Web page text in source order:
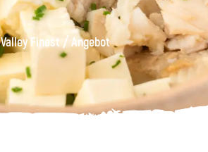
Finest /Angebot
Wanderwege
Museum
von
Kobarid